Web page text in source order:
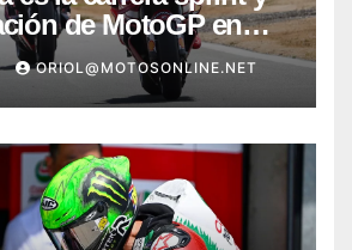
de MotoGP en
ORIOL@MOTOSONLINE.NET